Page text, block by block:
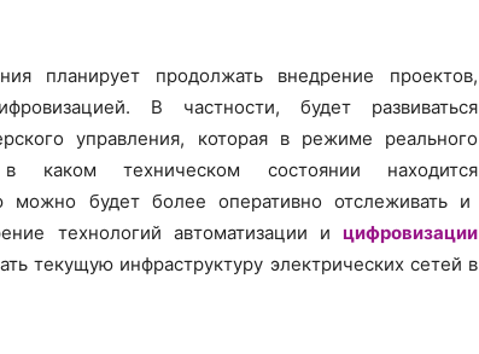
планирует продолжать внедрение проектов,
В частности, будет развиваться
управления, которая в режиме реального
каком техническом состоянии находится
будет более оперативно отслеживать и
технологий автоматизации и цифровизации
текущую инфраструктуру электрических сетей в